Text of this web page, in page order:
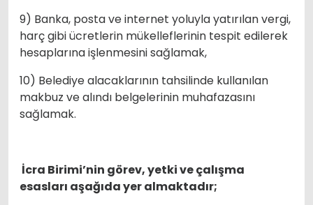
9) Banka, posta ve internet yoluyla yatırılan vergi,
harç gibi ücretlerin mükelleflerinin tespit edilerek
hesaplarına işlenmesini sağlamak,
10) Belediye alacaklarının tahsilinde kullanılan
makbuz ve alındı belgelerinin muhafazasını
sağlamak.
İcra Birimi’nin görev, yetki ve çalışma
esasları aşağıda yer almaktadır;